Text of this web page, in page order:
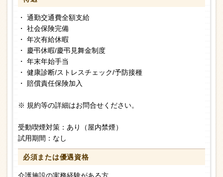
・ 通勤交通費全額支給
・ 社会保険完備
・ 年次有給休暇
・ 慶弔休暇/慶弔見舞金制度
・ 年末年始手当
・ 健康診断/ストレスチェック/予防接種
・ 賠償責任保険加入
※ 規約等の詳細はお問合せください。
受動喫煙対策：あり（屋内禁煙）
試用期間：なし
必須または優遇資格